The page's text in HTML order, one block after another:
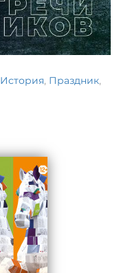
История, Праздник,